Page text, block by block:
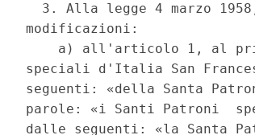
3. Alla legge 4 marzo
modificazioni:
a) all'articolo 1, al
speciali d'Italia San
seguenti: «della Santa
parole: «i Santi Patroni
dalle seguenti: «la Santa